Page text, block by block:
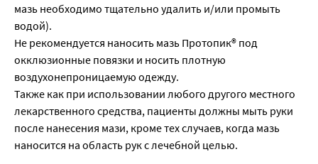
мазь необходимо тщательно удалить и/или промыть
водой).
Не рекомендуется наносить мазь Протопик® под
окклюзионные повязки и носить плотную
воздухонепроницаемую одежду.
Также как при использовании любого другого местного
лекарственного средства, пациенты должны мыть руки
после нанесения мази, кроме тех случаев, когда мазь
наносится на область рук с лечебной целью.